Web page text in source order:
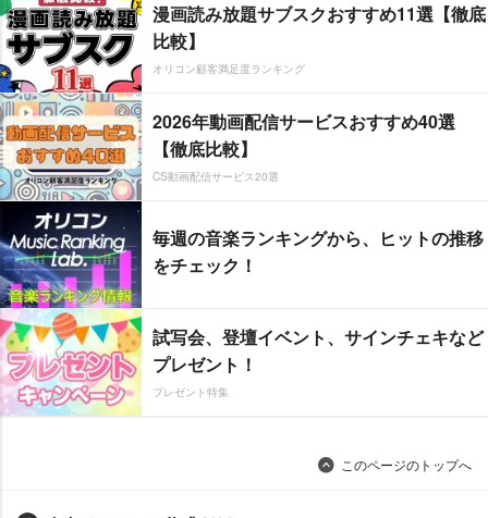
漫画読み放題サブスクおすすめ11選【徹底
比較】
オリコン顧客満足度ランキング
2026年動画配信サービスおすすめ40選
【徹底比較】
CS動画配信サービス20選
毎週の音楽ランキングから、ヒットの推移
をチェック！
試写会、登壇イベント、サインチェキなど
プレゼント！
プレゼント特集
このページのトップへ